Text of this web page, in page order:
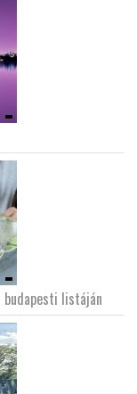
budapesti listáján